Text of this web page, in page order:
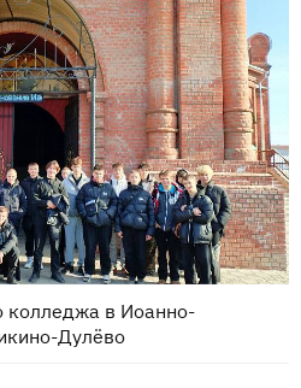
колледжа в Иоанно-
Дулёво